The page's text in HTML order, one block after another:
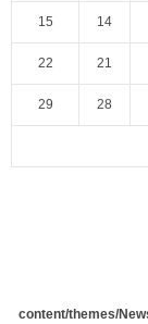
14
15
21
22
28
29
content/themes/